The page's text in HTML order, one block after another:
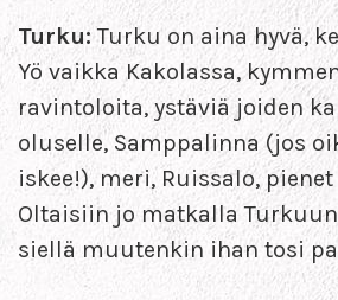
Turku:Turku on aina hyvä,
Yö vaikka Kakolassa,
ravintoloita, ystäviä joiden
oluselle, Samppalinna (jos
iskee!), meri, Ruissalo,
Oltaisiin jo matkalla
siellä muutenkin ihan tosi